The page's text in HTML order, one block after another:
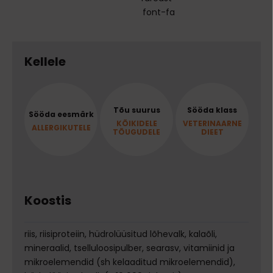
font-fa
Kellele
Sööda eesmärk
ALLERGIKUTELE
Tõu suurus
KÕIKIDELE
TÕUGUDELE
Sööda klass
VETERINAARNE
DIEET
Koostis
riis, riisiproteiin, hüdrolüüsitud lõhevalk, kalaõli,
mineraalid, tselluloosipulber, searasv, vitamiinid ja
mikroelemendid (sh kelaaditud mikroelemendid),